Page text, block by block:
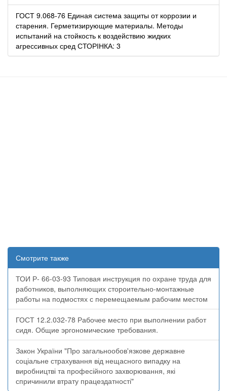
ГОСТ 9.068-76 Единая система защиты от коррозии и
старения. Герметизирующие материалы. Методы
испытаний на стойкость к воздействию жидких
агрессивных сред СТОРІНКА: 3
Смотрите также
ТОИ Р- 66-03-93 Типовая инструкция по охране труда для
работников, выполняющих стороительно-монтажные
работы на подмостях с перемещаемым рабочим местом
ГОСТ 12.2.032-78 Рабочее место при выполнении работ
сидя. Общие эргономические требования.
Закон України "Про загальнообов'язкове державне
соціальне страхування від нещасного випадку на
виробництві та професійного захворювання, які
спричинили втрату працездатності"